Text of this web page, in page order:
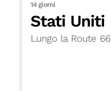
14 giorni
Stati Uniti
Lungo la Route 66